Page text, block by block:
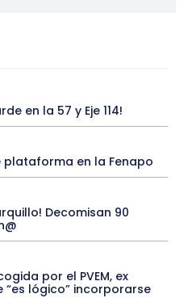
en la 57 y Eje 114!
en la Fenapo
Decomisan 90
por el PVEM, ex
“es lógico” incorporarse